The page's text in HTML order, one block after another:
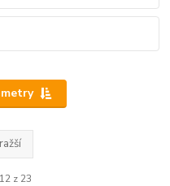
z 23